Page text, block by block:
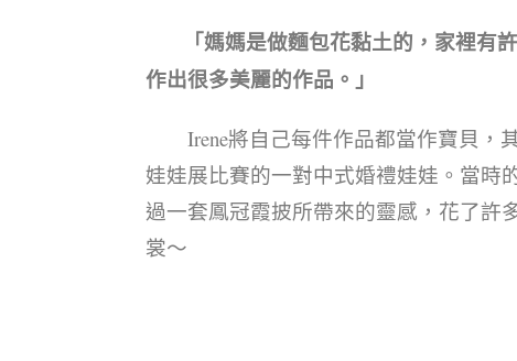
「媽媽是做麵包花黏土的，家裡有
作出很多美麗的作品。」
Irene將自己每件作品都當作寶貝，
娃娃展比賽的一對中式婚禮娃娃。當時
過一套鳳冠霞披所帶來的靈感，花了許
裳～